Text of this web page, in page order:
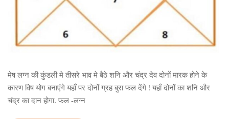
मेष लग्न की कुंडली मे तीसरे भाव मे बैठे शनि और चंद्र देव दोनों मारक होने के
कारण विष योग बनाएंगे यहाँ पर दोनों ग्रह बुरा फल देंगे ! यहाँ दोनों का शनि और
चंद्र का दान होगा. फल -लग्न